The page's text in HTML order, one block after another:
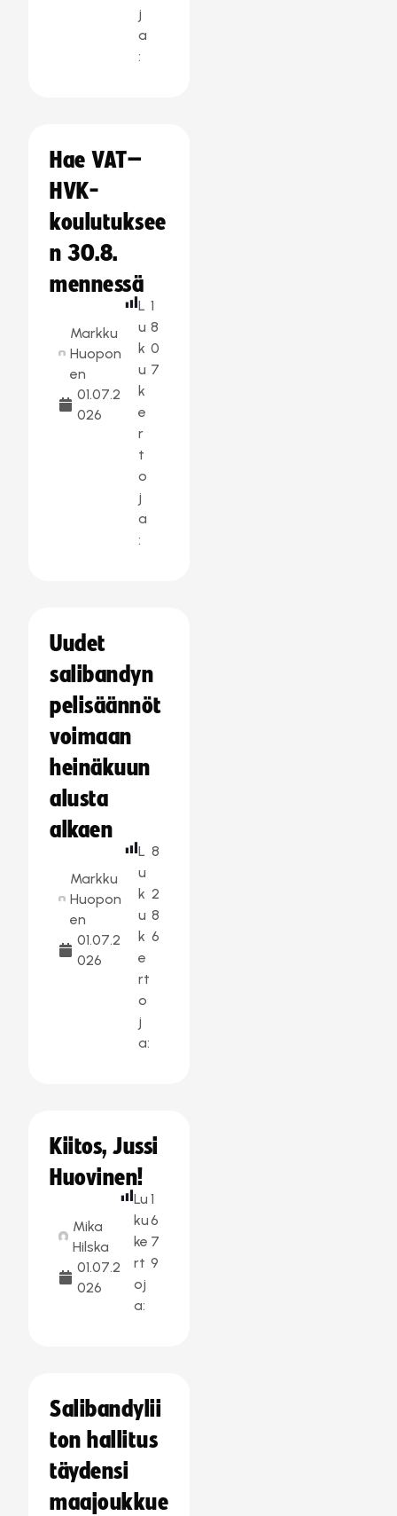
j
a
:
Hae VAT–
HVK-
koulutuksee
n 30.8.
mennessä
Markku
Huopon
en
01.07.2
026
L
u
k
u
k
e
r
t
o
j
a
:
1
8
0
7
Uudet
salibandyn
pelisäännöt
voimaan
heinäkuun
alusta
alkaen
Markku
Huopon
en
01.07.2
026
L
u
k
u
k
e
rt
o
j
a:
8
2
8
6
Kiitos, Jussi
Huovinen!
Mika
Hilska
01.07.2
026
Lu
ku
ke
rt
oj
a:
1
6
7
9
Salibandylii
ton hallitus
täydensi
maajoukkue